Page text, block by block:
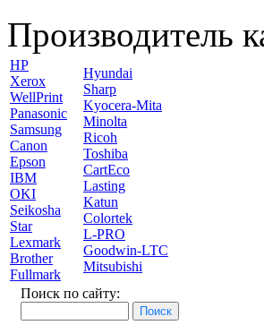
Производитель
HP
Xerox
WellPrint
Panasonic
Samsung
Canon
Epson
IBM
OKI
Seikosha
Star
Lexmark
Brother
Fullmark
Hyundai
Sharp
Kyocera-Mita
Minolta
Ricoh
Toshiba
CartEco
Lasting
Katun
Colortek
L-PRO
Goodwin-LTC
Mitsubishi
Поиск по сайту: